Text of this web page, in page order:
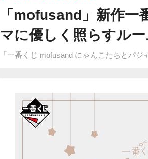
「mofusand」新作
マに優しく照らすル
「一番くじ mofusand にゃんこたちとパ